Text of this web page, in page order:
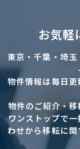
お気軽
東京・千葉・埼
物件情報は毎日
物件のご紹介・
ワンストップで
わせから移転に